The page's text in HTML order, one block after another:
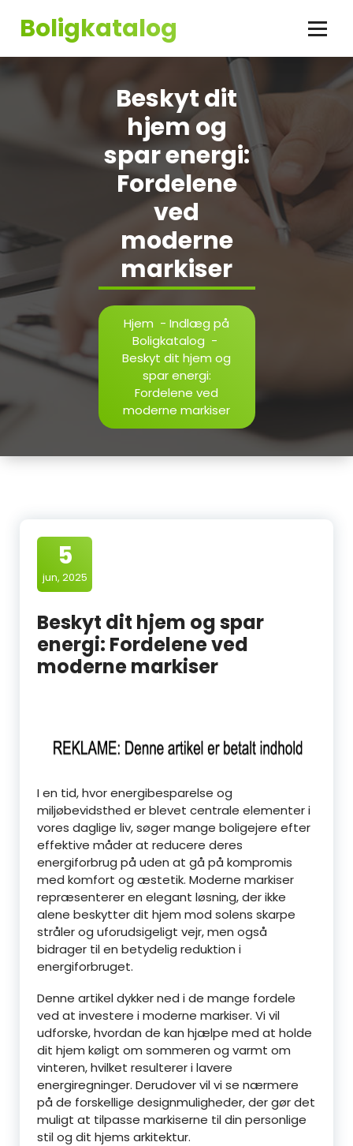
Boligkatalog
Beskyt dit
hjem og
spar energi:
Fordelene
ved
moderne
markiser
Hjem - Indlæg på
Boligkatalog -
Beskyt dit hjem og
spar energi:
Fordelene ved
moderne markiser
5
jun, 2025
Beskyt dit hjem og spar
energi: Fordelene ved
moderne markiser
I en tid, hvor energibesparelse og
miljøbevidsthed er blevet centrale elementer i
vores daglige liv, søger mange boligejere efter
effektive måder at reducere deres
energiforbrug på uden at gå på kompromis
med komfort og æstetik. Moderne markiser
repræsenterer en elegant løsning, der ikke
alene beskytter dit hjem mod solens skarpe
stråler og uforudsigeligt vejr, men også
bidrager til en betydelig reduktion i
energiforbruget.
Denne artikel dykker ned i de mange fordele
ved at investere i moderne markiser. Vi vil
udforske, hvordan de kan hjælpe med at holde
dit hjem køligt om sommeren og varmt om
vinteren, hvilket resulterer i lavere
energiregninger. Derudover vil vi se nærmere
på de forskellige designmuligheder, der gør det
muligt at tilpasse markiserne til din personlige
stil og dit hjems arkitektur.